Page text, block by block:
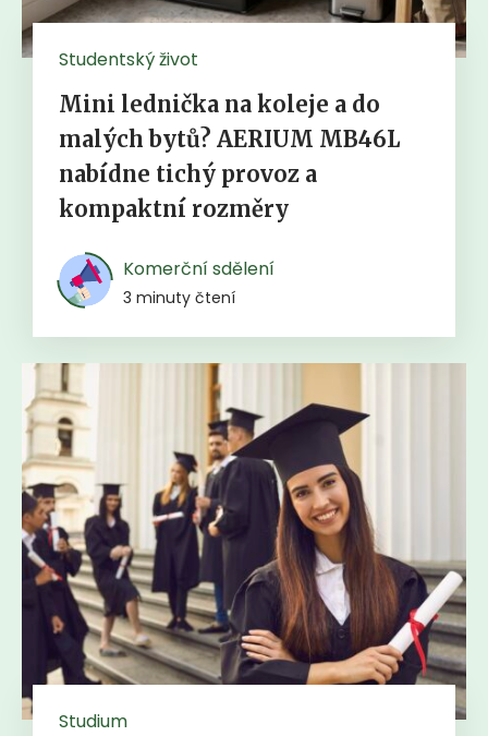
Studentský život
Mini lednička na koleje a do
malých bytů? AERIUM MB46L
nabídne tichý provoz a
kompaktní rozměry
Komerční sdělení
3 minuty čtení
Studium